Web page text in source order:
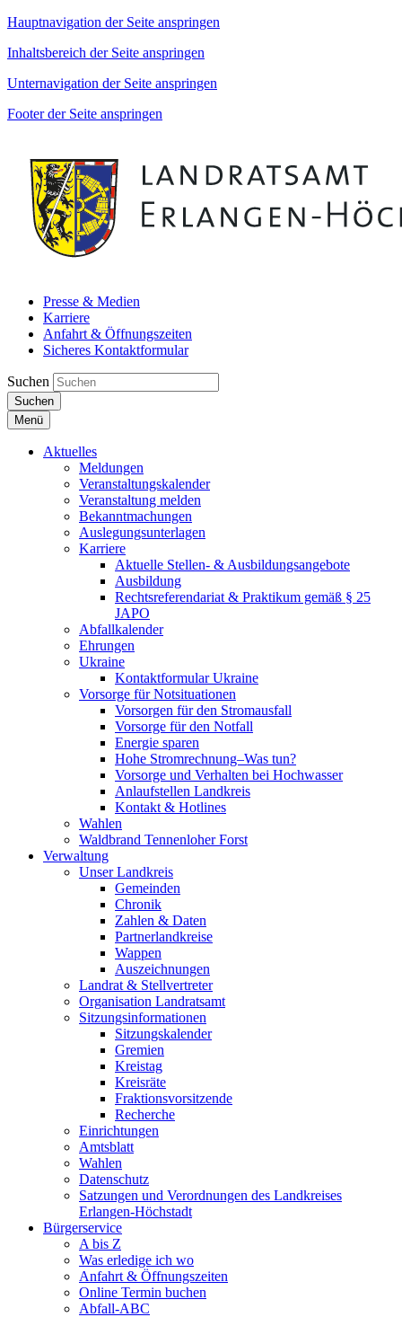
Hauptnavigation der Seite anspringen
Inhaltsbereich der Seite anspringen
Unternavigation der Seite anspringen
Footer der Seite anspringen
Presse & Medien
Karriere
Anfahrt & Öffnungszeiten
Sicheres Kontaktformular
Suchen
Suchen
Menü
Aktuelles
Meldungen
Veranstaltungskalender
Veranstaltung melden
Bekanntmachungen
Auslegungsunterlagen
Karriere
Aktuelle Stellen- & Ausbildungsangebote
Ausbildung
Rechtsreferendariat & Praktikum gemäß § 25
JAPO
Abfallkalender
Ehrungen
Ukraine
Kontaktformular Ukraine
Vorsorge für Notsituationen
Vorsorgen für den Stromausfall
Vorsorge für den Notfall
Energie sparen
Hohe Stromrechnung–Was tun?
Vorsorge und Verhalten bei Hochwasser
Anlaufstellen Landkreis
Kontakt & Hotlines
Wahlen
Waldbrand Tennenloher Forst
Verwaltung
Unser Landkreis
Gemeinden
Chronik
Zahlen & Daten
Partnerlandkreise
Wappen
Auszeichnungen
Landrat & Stellvertreter
Organisation Landratsamt
Sitzungsinformationen
Sitzungskalender
Gremien
Kreistag
Kreisräte
Fraktionsvorsitzende
Recherche
Einrichtungen
Amtsblatt
Wahlen
Datenschutz
Satzungen und Verordnungen des Landkreises
Erlangen-Höchstadt
Bürgerservice
A bis Z
Was erledige ich wo
Anfahrt & Öffnungszeiten
Online Termin buchen
Abfall-ABC